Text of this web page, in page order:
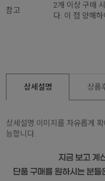
참고
2개 이상 구매
다. 이 점 양해
상세설명 상품
상세설명 이미지를 자유롭게
능합니다.